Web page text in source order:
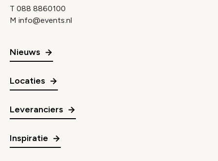
T 088 8860100
M info@events.nl
Nieuws
Locaties
Leveranciers
Inspiratie